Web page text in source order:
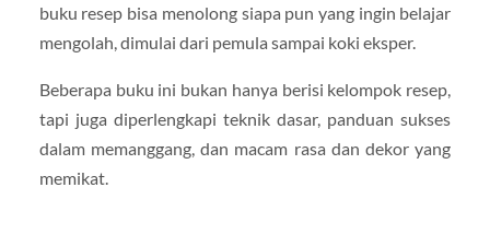
buku resep bisa menolong siapa pun yang ingin belajar
mengolah, dimulai dari pemula sampai koki eksper.
Beberapa buku ini bukan hanya berisi kelompok resep,
tapi juga diperlengkapi teknik dasar, panduan sukses
dalam memanggang, dan macam rasa dan dekor yang
memikat.